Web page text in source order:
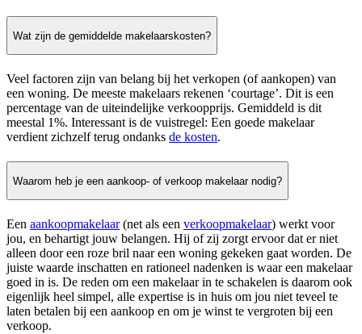
Wat zijn de gemiddelde makelaarskosten?
Veel factoren zijn van belang bij het verkopen (of aankopen) van
een woning. De meeste makelaars rekenen ‘courtage’. Dit is een
percentage van de uiteindelijke verkoopprijs. Gemiddeld is dit
meestal 1%. Interessant is de vuistregel: Een goede makelaar
verdient zichzelf terug ondanks de kosten.
Waarom heb je een aankoop- of verkoop makelaar nodig?
Een aankoopmakelaar(net als een verkoopmakelaar) werkt voor
jou, en behartigt jouw belangen. Hij of zij zorgt ervoor dat er niet
alleen door een roze bril naar een woning gekeken gaat worden. De
juiste waarde inschatten en rationeel nadenken is waar een makelaar
goed in is. De reden om een makelaar in te schakelen is daarom ook
eigenlijk heel simpel, alle expertise is in huis om jou niet teveel te
laten betalen bij een aankoop en om je winst te vergroten bij een
verkoop.